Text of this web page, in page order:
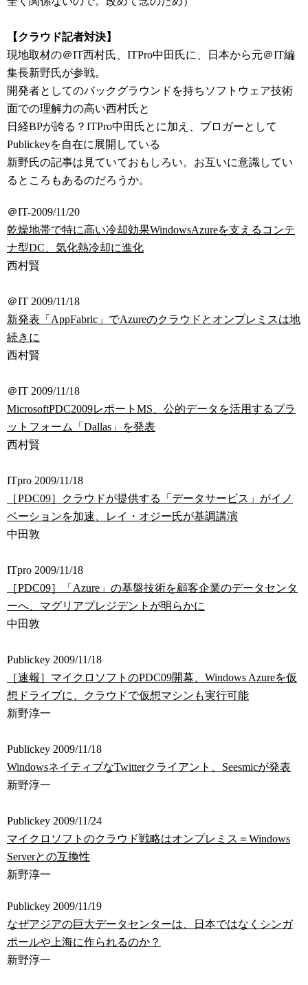
【クラウド記者対決】
現地取材の＠IT西村氏、ITPro中田氏に、日本から元＠IT編
集長新野氏が参戦。
開発者としてのバックグラウンドを持ちソフトウェア技術
面での理解力の高い西村氏と
日経BPが誇る？ITPro中田氏とに加え、ブロガーとして
Publickeyを自在に展開している
新野氏の記事は見ていておもしろい。お互いに意識してい
るところもあるのだろうか。
＠IT-2009/11/20
乾燥地帯で特に高い冷却効果WindowsAzureを支えるコンテ
ナ型DC、気化熱冷却に進化
西村賢
＠IT 2009/11/18
新発表「AppFabric」でAzureのクラウドとオンプレミスは地
続きに
西村賢
＠IT 2009/11/18
MicrosoftPDC2009レポートMS、公的データを活用するプラ
ットフォーム「Dallas」を発表
西村賢
ITpro 2009/11/18
［PDC09］クラウドが提供する「データサービス」がイノ
ベーションを加速、レイ・オジー氏が基調講演
中田敦
ITpro 2009/11/18
［PDC09］「Azure」の基盤技術を顧客企業のデータセンタ
ーへ、マグリアプレジデントが明らかに
中田敦
Publickey 2009/11/18
［速報］マイクロソフトのPDC09開幕、Windows Azureを仮
想ドライブに、クラウドで仮想マシンも実行可能
新野淳一
Publickey 2009/11/18
WindowsネイティブなTwitterクライアント、Seesmicが発表
新野淳一
Publickey 2009/11/24
マイクロソフトのクラウド戦略はオンプレミス＝Windows
Serverとの互換性
新野淳一
Publickey 2009/11/19
なぜアジアの巨大データセンターは、日本ではなくシンガ
ポールや上海に作られるのか？
新野淳一